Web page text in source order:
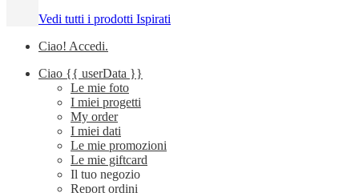
Vedi tutti i prodotti Ispirati
Ciao! Accedi.
Ciao {{ userData }}
Le mie foto
I miei progetti
My order
I miei dati
Le mie promozioni
Le mie giftcard
Il tuo negozio
Report ordini